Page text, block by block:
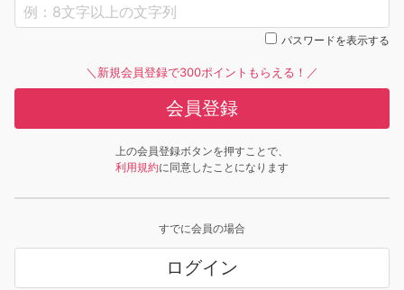
パスワードを表示する
＼新規会員登録で300ポイントもらえる！／
会員登録
上の会員登録ボタンを押すことで、
利用規約に同意したことになります
すでに会員の場合
ログイン